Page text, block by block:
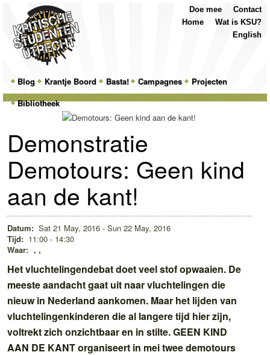
MainSkip
to
content
Skip
to
content
Blog Krantje Boord Basta! Campagnes
Projecten
Bibliotheek
Contact
Doe mee
Wat is KSU?
Home
English
Demonstratie
Demotours: Geen kind
aan de kant!
Datum: Sat 21 May, 2016 - Sun 22 May, 2016
Tijd: 11:00 - 14:30
Waar: , ,
Het vluchtelingendebat doet veel stof opwaaien. De
meeste aandacht gaat uit naar vluchtelingen die
nieuw in Nederland aankomen. Maar het lijden van
vluchtelingenkinderen die al langere tijd hier zijn,
voltrekt zich onzichtbaar en in stilte. GEEN KIND
AAN DE KANT organiseert in mei twee demotours